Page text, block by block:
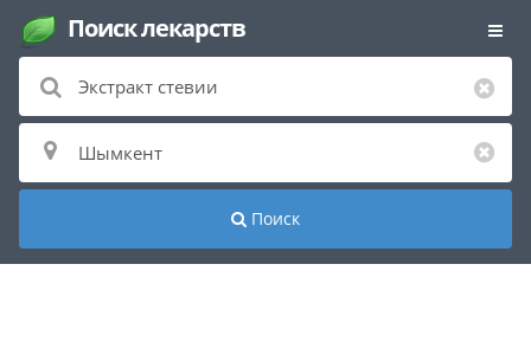
Поиск лекарств
Поиск